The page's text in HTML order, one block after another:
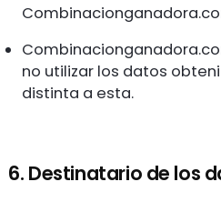
no utilizar los datos
distinta a esta.
6. Destinatario de los